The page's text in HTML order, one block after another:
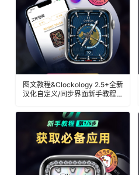
图文教程&Clockology 2.5+全新
汉化自定义/同步界面新手教程指